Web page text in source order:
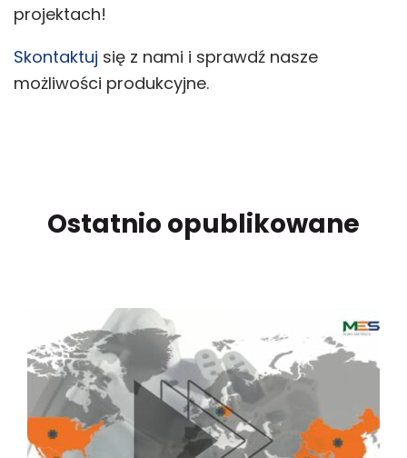
projektach!
Skontaktuj się z nami i sprawdź nasze
możliwości produkcyjne.
Ostatnio opublikowane